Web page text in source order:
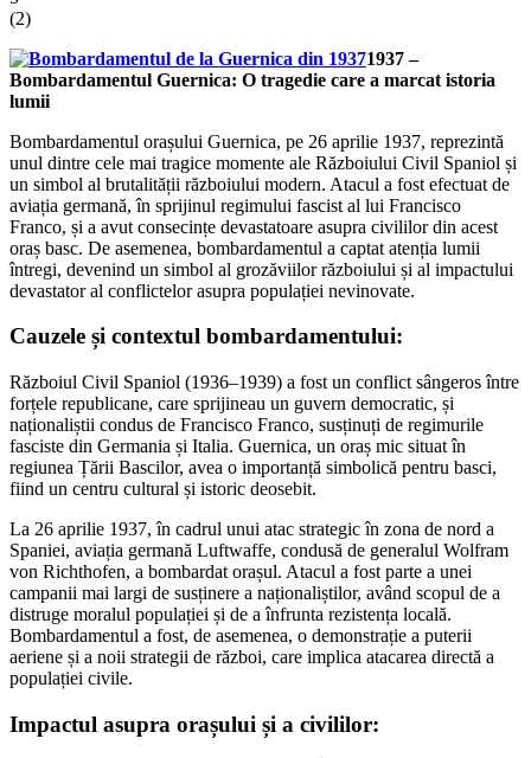
(2)
1937 –
Bombardamentul Guernica: O tragedie care a marcat istoria
lumii
Bombardamentul orașului Guernica, pe 26 aprilie 1937, reprezintă
unul dintre cele mai tragice momente ale Războiului Civil Spaniol și
un simbol al brutalității războiului modern. Atacul a fost efectuat de
aviația germană, în sprijinul regimului fascist al lui Francisco
Franco, și a avut consecințe devastatoare asupra civililor din acest
oraș basc. De asemenea, bombardamentul a captat atenția lumii
întregi, devenind un simbol al grozăviilor războiului și al impactului
devastator al conflictelor asupra populației nevinovate.
Cauzele și contextul bombardamentului:
Războiul Civil Spaniol (1936–1939) a fost un conflict sângeros între
forțele republicane, care sprijineau un guvern democratic, și
naționaliștii condus de Francisco Franco, susținuți de regimurile
fasciste din Germania și Italia. Guernica, un oraș mic situat în
regiunea Țării Bascilor, avea o importanță simbolică pentru basci,
fiind un centru cultural și istoric deosebit.
La 26 aprilie 1937, în cadrul unui atac strategic în zona de nord a
Spaniei, aviația germană Luftwaffe, condusă de generalul Wolfram
von Richthofen, a bombardat orașul. Atacul a fost parte a unei
campanii mai largi de susținere a naționaliștilor, având scopul de a
distruge moralul populației și de a înfrunta rezistența locală.
Bombardamentul a fost, de asemenea, o demonstrație a puterii
aeriene și a noii strategii de război, care implica atacarea directă a
populației civile.
Impactul asupra orașului și a civililor: